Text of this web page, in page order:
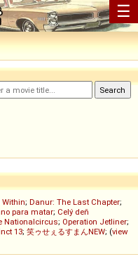
☰
Within; Danur: The Last Chapter;
para matar; Celý deň
Nationalcircus; Operation Jetliner;
13; 笑ゥせぇるすまんNEW; (view